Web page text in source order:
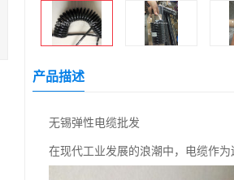
产品描述
无锡弹性电缆批发
在现代工业发展的浪潮中，电缆作